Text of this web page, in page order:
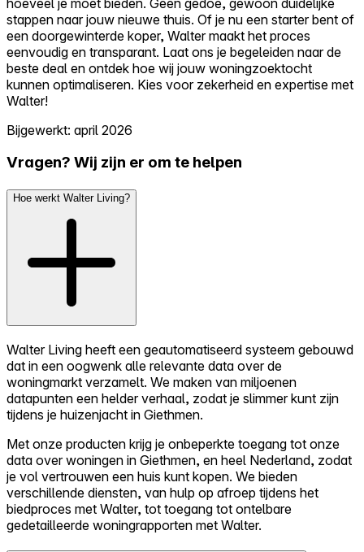
stappen naar jouw nieuwe thuis. Of je nu een starter bent of
een doorgewinterde koper, Walter maakt het proces
eenvoudig en transparant. Laat ons je begeleiden naar de
beste deal en ontdek hoe wij jouw woningzoektocht
kunnen optimaliseren. Kies voor zekerheid en expertise met
Walter!
Bijgewerkt: april 2026
Vragen? Wij zijn er om te helpen
Hoe werkt Walter Living?
Walter Living heeft een geautomatiseerd systeem gebouwd
dat in een oogwenk alle relevante data over de
woningmarkt verzamelt. We maken van miljoenen
datapunten een helder verhaal, zodat je slimmer kunt zijn
tijdens je huizenjacht in Giethmen.
Met onze producten krijg je onbeperkte toegang tot onze
data over woningen in Giethmen, en heel Nederland, zodat
je vol vertrouwen een huis kunt kopen. We bieden
verschillende diensten, van hulp op afroep tijdens het
biedproces met Walter, tot toegang tot ontelbare
gedetailleerde woningrapporten met Walter.